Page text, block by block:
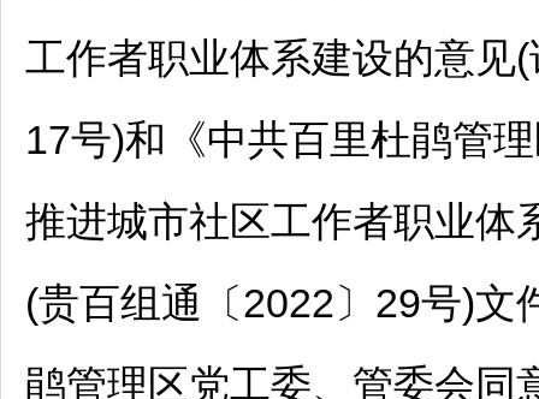
工作者职业体系建设的意见
17号)和《中共百里杜鹃管
推进城市社区工作者职业体
(贵百组通〔2022〕29号)文
鹃管理区党工委、管委会同